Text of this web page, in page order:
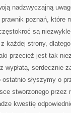
nadzwyczajną
poznań, które
są
każdej strony,
przecież jest tak
serdecznie
słyszymy o
stworzonego przez
kwestię